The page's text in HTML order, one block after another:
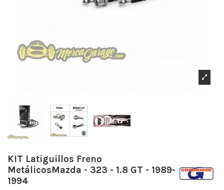
KIT Latiguillos Freno
MetálicosMazda - 323 - 1.8 GT - 1989-
1994